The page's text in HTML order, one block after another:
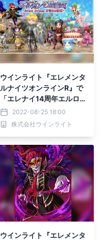
ウインライト『エレメンタ
ルナイツオンラインR』で
「エレナイ14周年エルロ
ンド精霊祭第2弾開催！」
2022-08-25 18:00
株式会社ウインライト
ウインライト『エレメンタ